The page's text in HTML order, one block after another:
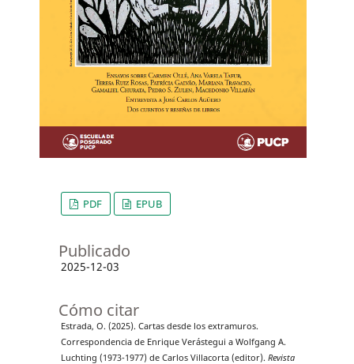
PDF EPUB
Publicado
2025-12-03
Cómo citar
Estrada, O. (2025). Cartas desde los extramuros.
Correspondencia de Enrique Verástegui a Wolfgang A.
Luchting (1973-1977) de Carlos Villacorta (editor). Revista